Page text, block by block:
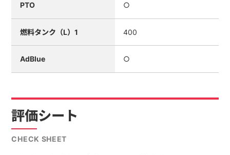
PTO ○
燃料タンク（L）1 400
AdBlue ○
評価シート
CHECK SHEET